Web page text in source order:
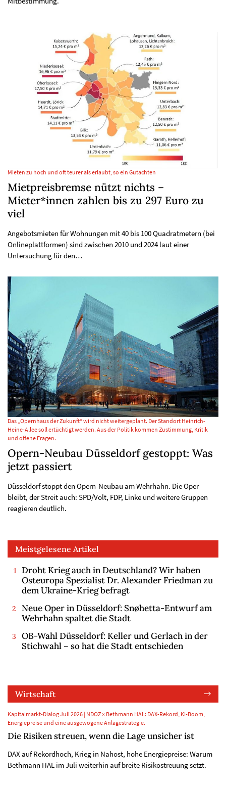
Mieten zu hoch und oft teurer als erlaubt, so ein Gutachten
Mietpreisbremse nützt nichts –
Mieter*innen zahlen bis zu 297 Euro zu
viel
Angebotsmieten für Wohnungen mit 40 bis 100 Quadratmetern (bei
Onlineplattformen) sind zwischen 2010 und 2024 laut einer
Untersuchung für den…
Das „Opernhaus der Zukunft“ wird nicht weitergeplant. Der Standort Heinrich-
Heine-Allee soll ertüchtigt werden. Aus der Politik kommen Zustimmung, Kritik
und offene Fragen.
Opern-Neubau Düsseldorf gestoppt: Was
jetzt passiert
Düsseldorf stoppt den Opern-Neubau am Wehrhahn. Die Oper
bleibt, der Streit auch: SPD/Volt, FDP, Linke und weitere Gruppen
reagieren deutlich.
Meistgelesene Artikel
Droht Krieg auch in Deutschland? Wir haben
Osteuropa Spezialist Dr. Alexander Friedman zu
dem Ukraine-Krieg befragt
Neue Oper in Düsseldorf: Snøhetta-Entwurf am
Wehrhahn spaltet die Stadt
OB-Wahl Düsseldorf: Keller und Gerlach in der
Stichwahl – so hat die Stadt entschieden
Wirtschaft
Kapitalmarkt-Dialog Juli 2026 | NDOZ × Bethmann HAL: DAX-Rekord, KI-Boom,
Energiepreise und eine ausgewogene Anlagestrategie.
Die Risiken streuen, wenn die Lage unsicher ist
DAX auf Rekordhoch, Krieg in Nahost, hohe Energiepreise: Warum
Bethmann HAL im Juli weiterhin auf breite Risikostreuung setzt.